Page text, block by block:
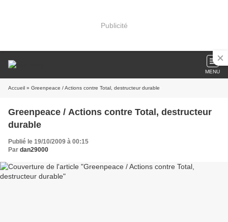
Publicité
MENU
Accueil » Greenpeace / Actions contre Total, destructeur durable
Greenpeace / Actions contre Total, destructeur
durable
Publié le 19/10/2009 à 00:15
Par dan29000